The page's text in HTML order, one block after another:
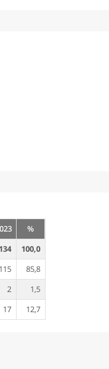
%
100,0
85,8
2
1,5
17
12,7